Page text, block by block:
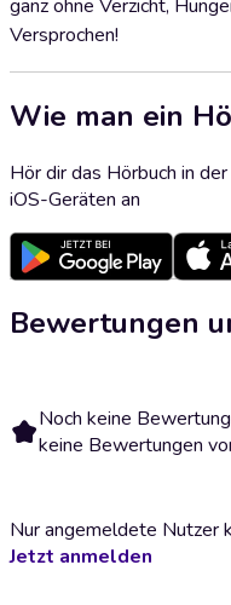
ganz ohne Verzicht,
Versprochen!
Wie man ein
Hör dir das Hörbuch in
iOS-Geräten an
Bewertungen
Noch keine
keine Bewertungen
Nur angemeldete Nutzer
Jetzt anmelden